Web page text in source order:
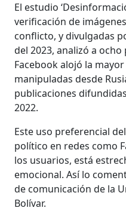
El estudio
verificación de
conflicto, y divulgadas
del 2023, analizó a
Facebook alojó la
manipuladas desde
publicaciones
2022.
Este uso preferencial
político en redes como
los usuarios, está
emocional. Así lo
de comunicación de la
Bolívar.